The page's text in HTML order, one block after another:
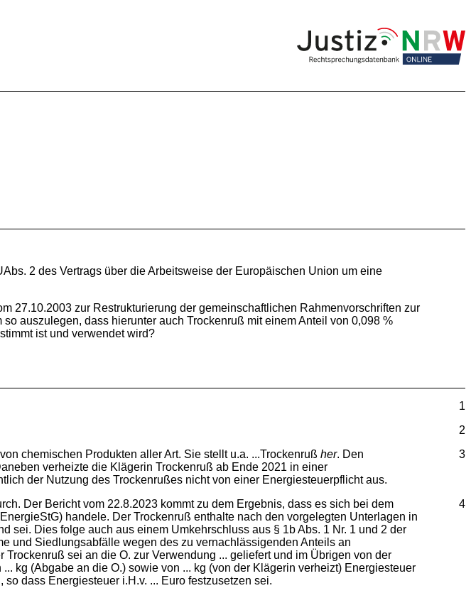
2 des Vertrags über die Arbeitsweise der Europäischen Union um eine
27.10.2003 zur Restrukturierung der gemeinschaftlichen Rahmenvorschriften zur
auszulegen, dass hierunter auch Trockenruß mit einem Anteil von 0,098 %
ist und verwendet wird?
1
2
3
chemischen Produkten aller Art. Sie stellt u.a. ...Trockenruß her. Den
verheizte die Klägerin Trockenruß ab Ende 2021 in einer
der Nutzung des Trockenrußes nicht von einer Energiesteuerpflicht aus.
4
Der Bericht vom 22.8.2023 kommt zu dem Ergebnis, dass es sich bei dem
handele. Der Trockenruß enthalte nach den vorgelegten Unterlagen in
sei. Dies folge auch aus einem Umkehrschluss aus § 1b Abs. 1 Nr. 1 und 2 der
und Siedlungsabfälle wegen des zu vernachlässigenden Anteils an
sei an die O. zur Verwendung ... geliefert und im Übrigen von der
kg (Abgabe an die O.) sowie von ... kg (von der Klägerin verheizt) Energiesteuer
dass Energiesteuer i.H.v. ... Euro festzusetzen sei.